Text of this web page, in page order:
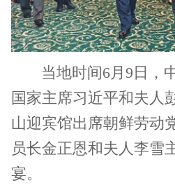
当地时间6月9日，
国家主席习近平和夫人
山迎宾馆出席朝鲜劳动
员长金正恩和夫人李雪
宴。